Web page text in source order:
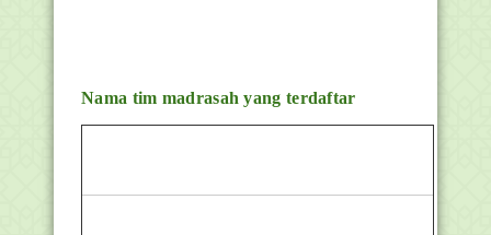
Nama tim madrasah yang terdaftar